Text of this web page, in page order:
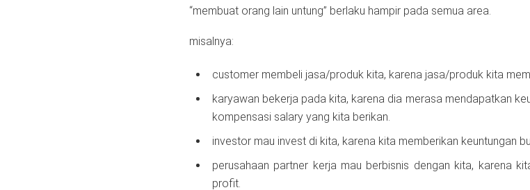
“membuat orang lain untung” berlaku hampir pada semua area.
misalnya:
customer membeli jasa/produk kita, karena jasa/produk kita
karyawan bekerja pada kita, karena dia merasa mendapatkan
kompensasi salary yang kita berikan.
investor mau invest di kita, karena kita memberikan keuntungan
perusahaan partner kerja mau berbisnis dengan kita, karena
profit.